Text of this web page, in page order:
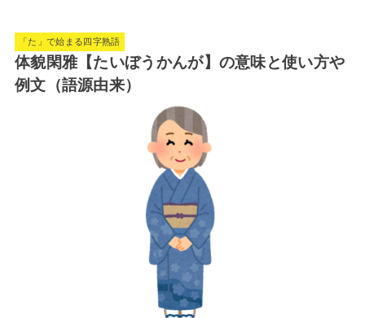
「た」で始まる四字熟語
体貌閑雅【たいぼうかんが】の意味と使い方や
例文（語源由来）